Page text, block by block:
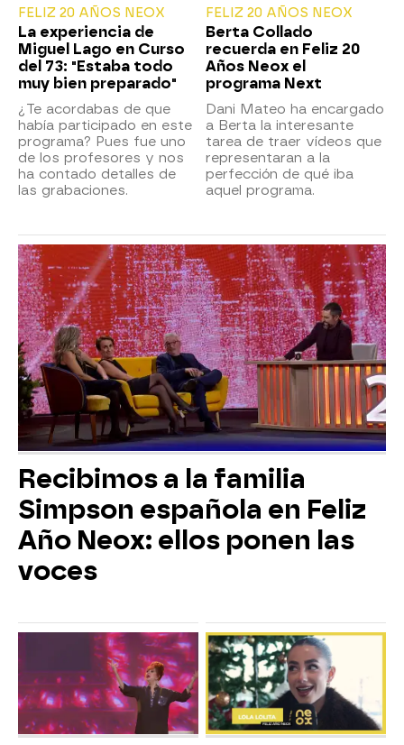
FELIZ 20 AÑOS NEOX
La experiencia de
Miguel Lago en Curso
del 73: "Estaba todo
muy bien preparado"
¿Te acordabas de que
había participado en este
programa? Pues fue uno
de los profesores y nos
ha contado detalles de
las grabaciones.
FELIZ 20 AÑOS NEOX
Berta Collado
recuerda en Feliz 20
Años Neox el
programa Next
Dani Mateo ha encargado
a Berta la interesante
tarea de traer vídeos que
representaran a la
perfección de qué iba
aquel programa.
Recibimos a la familia
Simpson española en Feliz
Año Neox: ellos ponen las
voces